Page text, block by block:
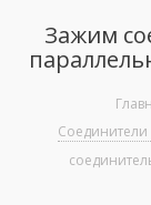
Зажим
Соединители